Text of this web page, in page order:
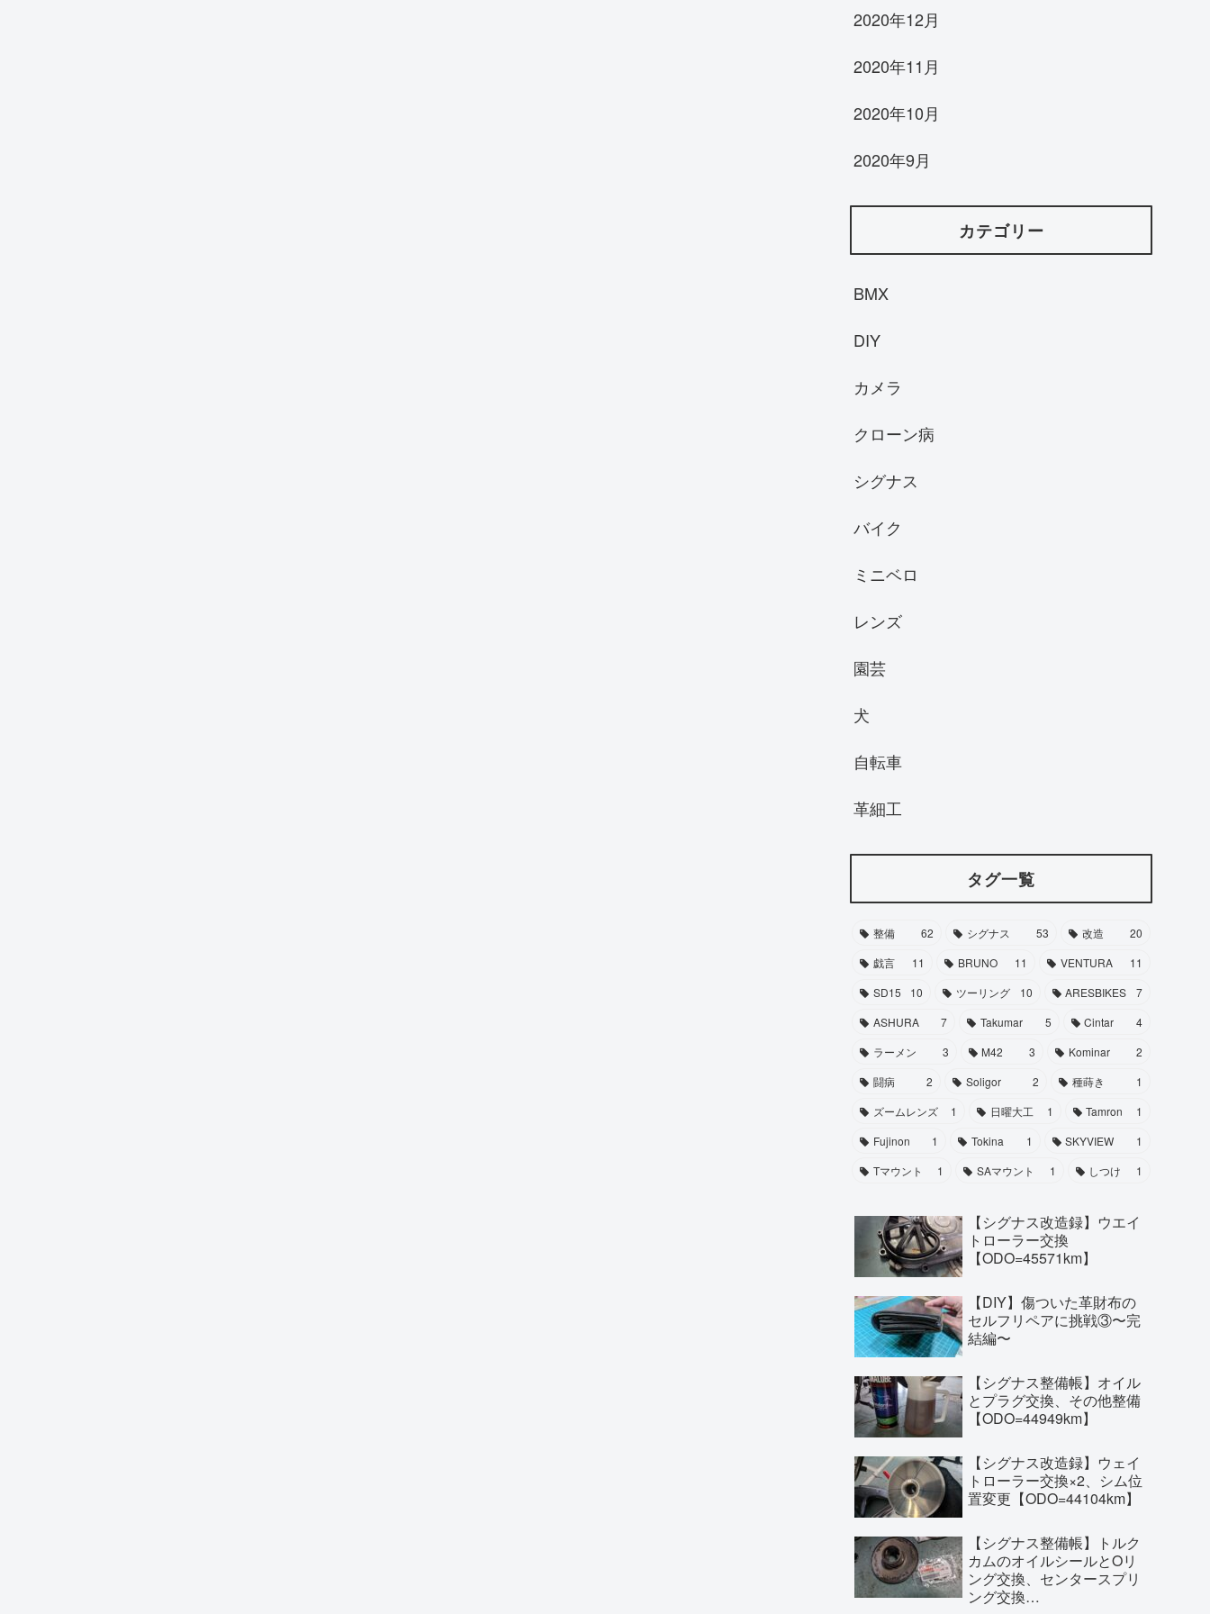
2020年12月
2020年11月
2020年10月
2020年9月
カテゴリー
BMX
DIY
カメラ
クローン病
シグナス
バイク
ミニベロ
レンズ
園芸
犬
自転車
革細工
タグ一覧
整備 62 シグナス 53 改造
20
戯言
11 BRUNO 11 VENTURA
11
SD15
10 ツーリング 10 ARESBIKES
7
ASHURA
7 Takumar 5 Cintar
4
ラーメン
3 M42 3 Kominar
2
闘病
2 Soligor 2 種蒔き
1
ズームレンズ
1 日曜大工 1 Tamron
1
Fujinon
1 Tokina 1 SKYVIEW
1
Tマウント
1 SAマウント 1 しつけ 1
【シグナス改造録】ウエイ
トローラー交換
【ODO=45571km】
【DIY】傷ついた革財布の
セルフリペアに挑戦③〜完
結編〜
【シグナス整備帳】オイル
とプラグ交換、その他整備
【ODO=44949km】
【シグナス改造録】ウェイ
トローラー交換×2、シム位
置変更【ODO=44104km】
【シグナス整備帳】トルク
カムのオイルシールとOリ
ング交換、センタースプリ
ング交換